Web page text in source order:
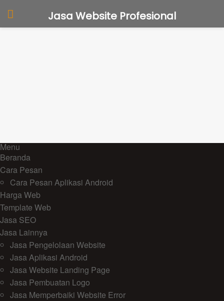
Menu
Beranda
Cara Pesan
Cara Pesan Aplikasi Android
Harga Web
Template Web
Jasa SEO
Jasa Lainnya
Jasa Pengelolaan Website
Jasa Aplikasi Android
Jasa Website Landing Page
Jasa Pembuatan Logo
Jasa Memperbaiki Website Error
Jasa Website Profesional